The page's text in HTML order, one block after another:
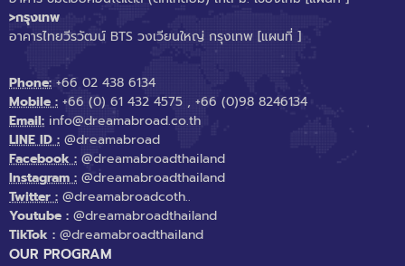
>กรุงเทพ
อาคารไทยวีรวัฒน์ BTS วงเวียนใหญ่ กรุงเทพ [แผนที่ ]
Phone: +66 02 438 6134
Mobile : +66 (0) 61 432 4575 , +66 (0)98 8246134
Email: info@dreamabroad.co.th
LINE ID : @dreamabroad
Facebook : @dreamabroadthailand
Instagram : @dreamabroadthailand
Twitter : @dreamabroadcoth..
Youtube : @dreamabroadthailand
TikTok : @dreamabroadthailand
OUR PROGRAM